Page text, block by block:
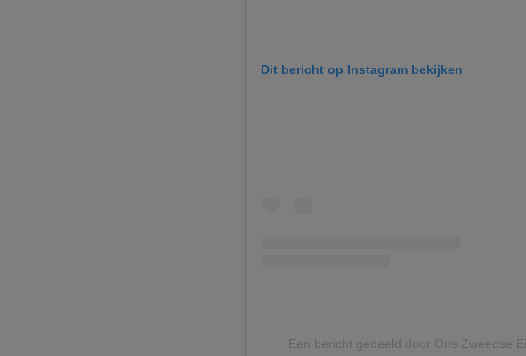
Dit bericht op Instagram bekijken
Een bericht gedeeld door Ons Zweedse